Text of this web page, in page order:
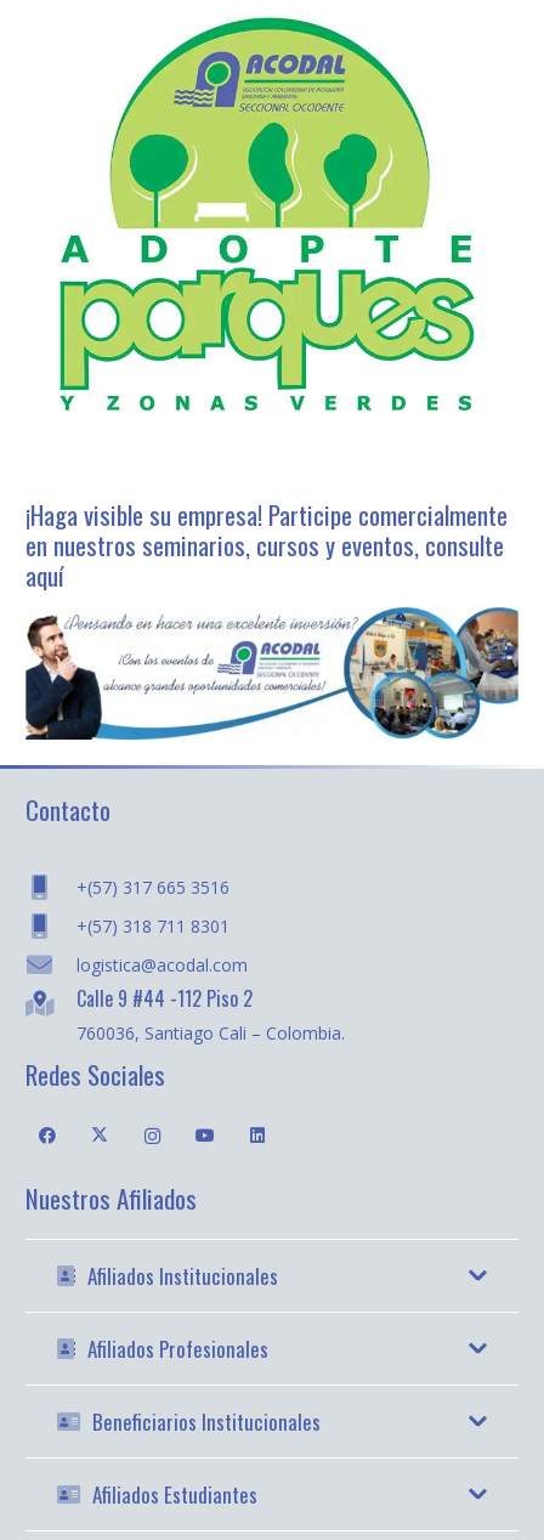
¡Haga visible su empresa! Participe comercialmente
en nuestros seminarios, cursos y eventos, consulte
aquí
Contacto
+(57) 317 665 3516
+(57) 318 711 8301
logistica@acodal.com
Calle 9 #44 -112 Piso 2
760036, Santiago Cali – Colombia.
Redes Sociales
Nuestros Afiliados
Afiliados Institucionales
Afiliados Profesionales
Beneficiarios Institucionales
Afiliados Estudiantes